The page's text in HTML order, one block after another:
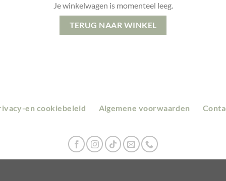
Je winkelwagen is momenteel leeg.
TERUG NAAR WINKEL
en cookiebeleid Algemene voorwaarden